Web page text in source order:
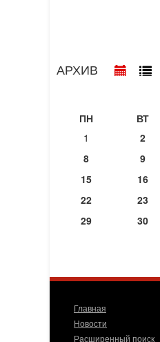
АРХИВ
ПН
ВТ
1
2
8
9
15
16
22
23
29
30
Главная
Новости
Расширенный поиск